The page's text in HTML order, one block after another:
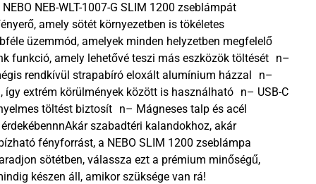
NEB-WLT-1007-G SLIM 1200 zseblámpát
amely sötét környezetben is tökéletes
üzemmód, amelyek minden helyzetben megfelelő
funkció, amely lehetővé teszi más eszközök töltését n–
rendkívül strapabíró eloxált alumínium házzal n–
így extrém körülmények között is használható n– USB-C
töltést biztosít n– Mágneses talp és acél
szabadtéri kalandokhoz, akár
fényforrást, a NEBO SLIM 1200 zseblámpa
sötétben, válassza ezt a prémium minőségű,
készen áll, amikor szüksége van rá!